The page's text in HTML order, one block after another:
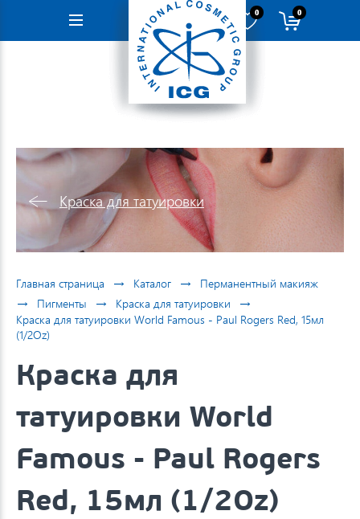
Навигация
0 0
Краска для татуировки
Главная страница → Каталог → Перманентный макияж
→ Пигменты → Краска для татуировки →
Краска для татуировки World Famous - Paul Rogers Red, 15мл
(1/2Oz)
Краска для
татуировки World
Famous - Paul Rogers
Red, 15мл (1/2Oz)